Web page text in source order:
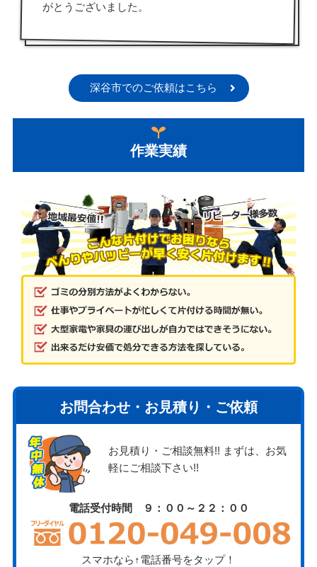
がとうございました。
深谷市でのご依頼はこちら
作業実績
お問合わせ・お見積り・ご依頼
お見積り・ご相談無料!! まずは、お気
軽にご相談下さい!!
電話受付時間 ９：００～２２：００
スマホなら↑電話番号をタップ！